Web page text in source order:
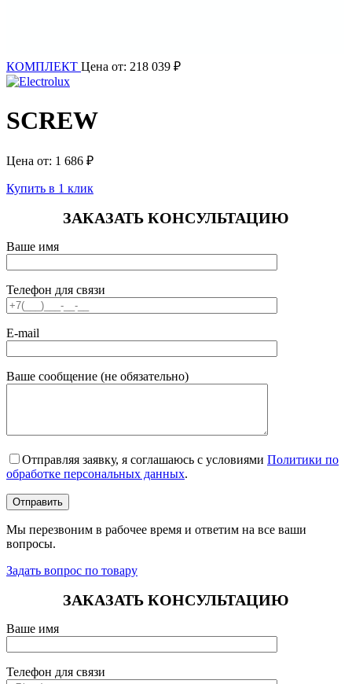
КОМПЛЕКТ Цена от: 218 039 ₽
SCREW
Цена от: 1 686 ₽
Купить в 1 клик
ЗАКАЗАТЬ КОНСУЛЬТАЦИЮ
Ваше имя
Телефон для связи
E-mail
Ваше сообщение (не обязательно)
Отправляя заявку, я соглашаюсь с условиями Политики по
обработке персональных данных.
Мы перезвоним в рабочее время и ответим на все ваши
вопросы.
Задать вопрос по товару
ЗАКАЗАТЬ КОНСУЛЬТАЦИЮ
Ваше имя
Телефон для связи